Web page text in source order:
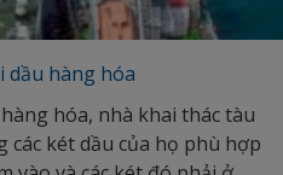
dầu hàng hóa
hóa, nhà khai thác tàu
các két dầu của họ phù hợp